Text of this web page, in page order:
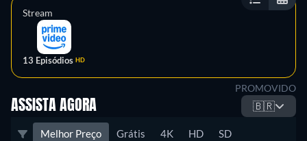
Stream
13 Episódios HD
PROMOVIDO
ASSISTA AGORA 🇧🇷
Melhor Preço Grátis 4K HD SD